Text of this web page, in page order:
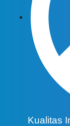
Kualitas